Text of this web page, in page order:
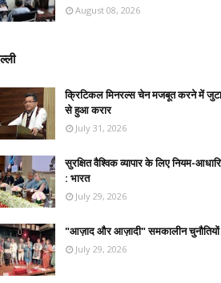
August 08, 2026
क्रिटिकल मिनरल्स चेन मजबूत करने में
से हुआ करार
July 31, 2026
सुरक्षित वैश्विक व्यापार के लिए नियम-
: भारत
July 29, 2026
"आज़ाद और आज़ादी" समकालीन चुनौतियों
July 29, 2026